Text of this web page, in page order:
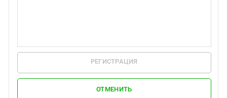
РЕГИСТРАЦИЯ
ОТМЕНИТЬ